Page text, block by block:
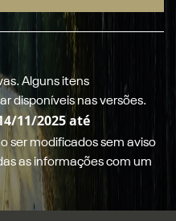
Alguns itens
disponíveis nas versões.
11/2025 até
ser modificados sem aviso
as informações com um